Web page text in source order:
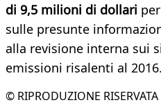
di 9,5 milioni di dollari
sulle presunte
alla revisione interna sui
emissioni risalenti al 2016.
© RIPRODUZIONE RISERVATA